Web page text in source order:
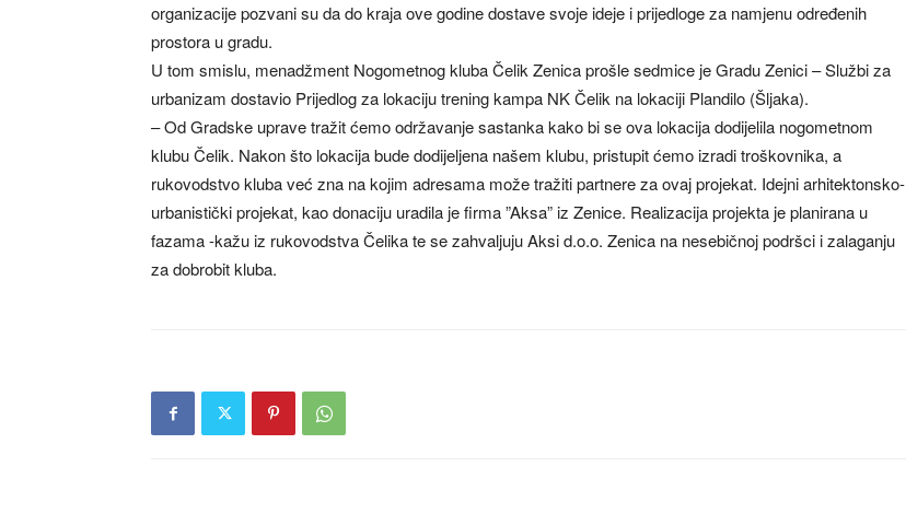
organizacije pozvani su da do kraja ove godine dostave svoje ideje i prijedloge za namjenu određenih
prostora u gradu.
U tom smislu, menadžment Nogometnog kluba Čelik Zenica prošle sedmice je Gradu Zenici – Službi za
urbanizam dostavio Prijedlog za lokaciju trening kampa NK Čelik na lokaciji Plandilo (Šljaka).
– Od Gradske uprave tražit ćemo održavanje sastanka kako bi se ova lokacija dodijelila nogometnom
klubu Čelik. Nakon što lokacija bude dodijeljena našem klubu, pristupit ćemo izradi troškovnika, a
rukovodstvo kluba već zna na kojim adresama može tražiti partnere za ovaj projekat. Idejni arhitektonsko-
urbanistički projekat, kao donaciju uradila je firma ”Aksa” iz Zenice. Realizacija projekta je planirana u
fazama -kažu iz rukovodstva Čelika te se zahvaljuju Aksi d.o.o. Zenica na nesebičnoj podršci i zalaganju
za dobrobit kluba.